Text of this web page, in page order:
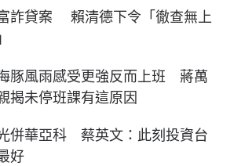
詐貸案 賴清德下令「徹查無上
豚風雨感受更強反而上班 蔣萬
揭未停班課有這原因
併華亞科 蔡英文：此刻投資台
好